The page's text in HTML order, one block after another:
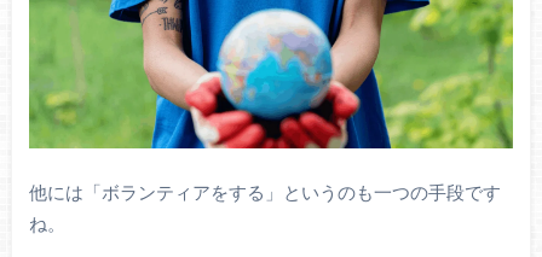
他には「ボランティアをする」というのも一つの手段です
ね。